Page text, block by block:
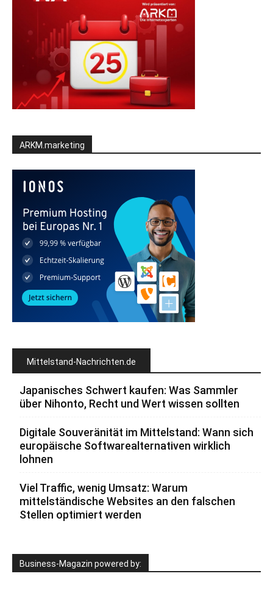
ARKM.marketing
Mittelstand-Nachrichten.de
Japanisches Schwert kaufen: Was Sammler
über Nihonto, Recht und Wert wissen sollten
Digitale Souveränität im Mittelstand: Wann sich
europäische Softwarealternativen wirklich
lohnen
Viel Traffic, wenig Umsatz: Warum
mittelständische Websites an den falschen
Stellen optimiert werden
Business-Magazin powered by: